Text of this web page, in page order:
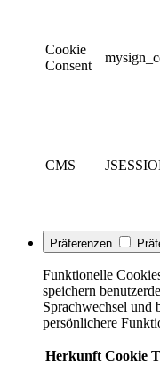
Cookie
Consent
CMS
Präferenzen
Funktionelle
speichern
Sprachwechsel und
persönlichere
Herkunft Cookie